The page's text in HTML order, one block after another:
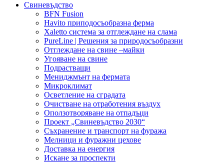
Свиневъдство
BFN Fusion
Havito приподосъобразна ферма
Xaletto система за отглеждане на слама
PureLine | Решения за природосъобразни
Отглеждане на свине –майки
Угояване на свине
Подрастващи
Мениджмънт на фермата
Микроклимат
Осветление на сградата
Очистване на отработения въздух
Оползотворяване на отпадъци
Проект „Свиневъдство 2030“
Съхранение и транспорт на фуража
Мелници и фуражни цехове
Доставка на енергия
Искане за проспекти